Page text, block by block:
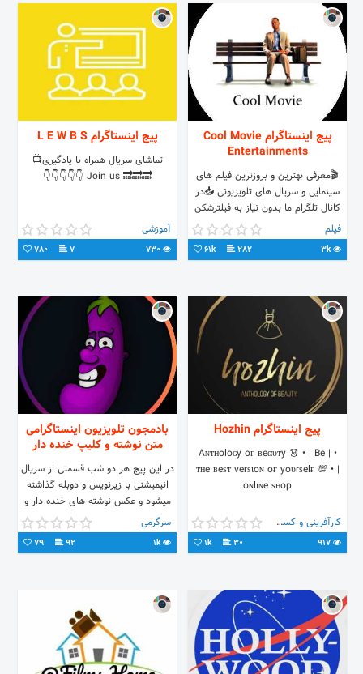
پیج اینستاگرام Cool Movie
Entertainments
🎬معرفی بهترین و بروزترین فیلم های
سینمایی و سریال های تلویزیونی 📥در
کانال تلگرام ما بدون نیاز به فیلترشکن
دانلود کنید و از تماشای آنها لذت ببرید.
فیلم
3k
282
61k
پیج اینستاگرام L E W B S
تماشای سریال همراه با یادگیری📺
🔜🔜🔜 Join us 👇👇👇👇👇
آموزشی
7
780
پیج اینستاگرام Hozhin
• | Aɴтнoloɢy oғ вeαυтy 👗 • | Be
тнe вeѕт verѕιoɴ oғ yoυrѕelғ 💯 • |
oɴlιɴe ѕнop
کارآفرینی و کسب و کار
30
1k
بادمجون تلویزیون اینستاگرامی
متن نوشته و کلیپ خنده دار
در این پیج هر دو شب قسمتی از سریال
انیمیشنی با زیرنویس و دوبله گذاشته
میشود و عکس نوشته های خنده دار و
کلیپ و عکس طنز
سرگرمی
1k
92
79